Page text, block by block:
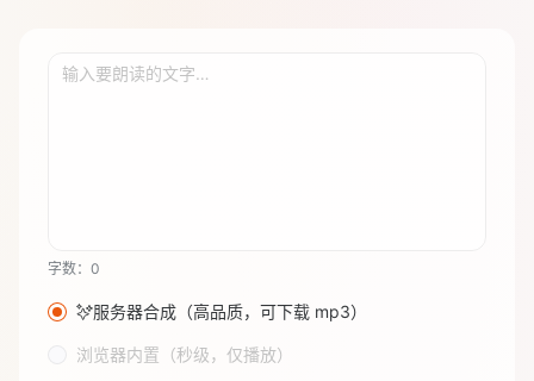
输入要朗读的文字…
字数：0
服务器合成（高品质，可下载 mp3）
浏览器内置（秒级，仅播放）